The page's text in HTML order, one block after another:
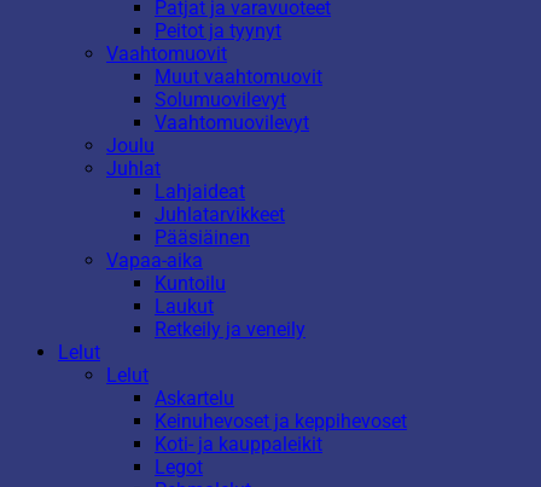
Patjat ja varavuoteet
Peitot ja tyynyt
Vaahtomuovit
Muut vaahtomuovit
Solumuovilevyt
Vaahtomuovilevyt
Joulu
Juhlat
Lahjaideat
Juhlatarvikkeet
Pääsiäinen
Vapaa-aika
Kuntoilu
Laukut
Retkeily ja veneily
Lelut
Lelut
Askartelu
Keinuhevoset ja keppihevoset
Koti- ja kauppaleikit
Legot